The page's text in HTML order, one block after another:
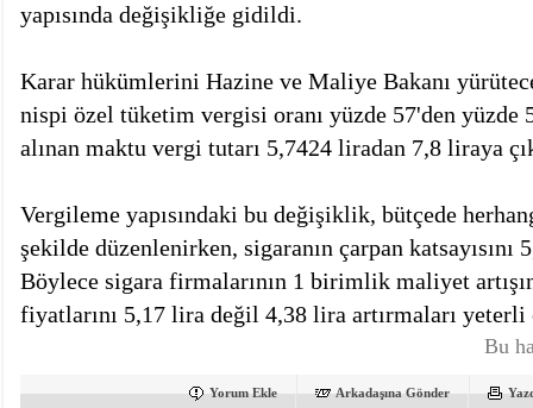
yapısında değişikliğe gidildi.
Karar hükümlerini Hazine ve Maliye Bakanı
nispi özel tüketim vergisi oranı yüzde 57'den yüzde
alınan maktu vergi tutarı 5,7424 liradan 7,8 liraya
Vergileme yapısındaki bu değişiklik, bütçede
şekilde düzenlenirken, sigaranın çarpan
Böylece sigara firmalarının 1 birimlik maliyet
fiyatlarını 5,17 lira değil 4,38 lira artırmaları
Bu
Yorum Ekle Arkadaşına Gönder